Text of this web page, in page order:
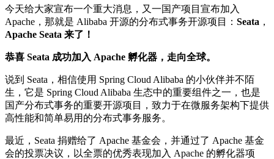
今天给大家宣布一个重大消息，又一国产项目宣布加入
Apache，那就是 Alibaba 开源的分布式事务开源项目： Seata ，
Apache Seata 来了！
恭喜 Seata 成功加入 Apache 孵化器，走向全球。
说到 Seata，相信使用 Spring Cloud Alibaba 的小伙伴并不陌
生，它是 Spring Cloud Alibaba 生态中的重要组件之一，也是
国产分布式事务的重要开源项目，致力于在微服务架构下提供
高性能和简单易用的分布式事务服务。
最近，Seata 捐赠给了 Apache 基金会，并通过了 Apache 基金
会的投票决议，以全票的优秀表现加入 Apache 的孵化器项